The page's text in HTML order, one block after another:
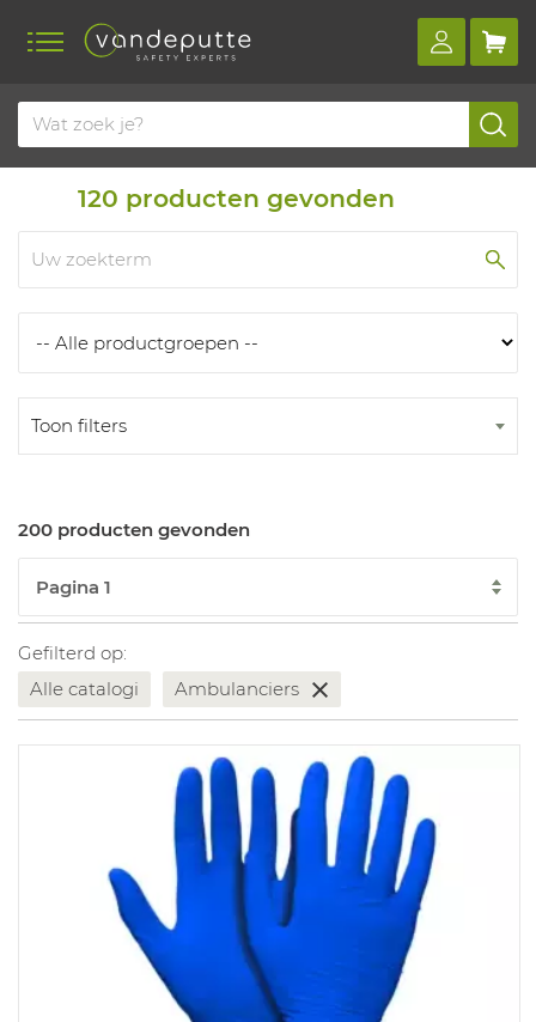
Home Producten
120 producten gevonden
Toon filters
200 producten gevonden
Gefilterd op:
Alle catalogi
Ambulanciers